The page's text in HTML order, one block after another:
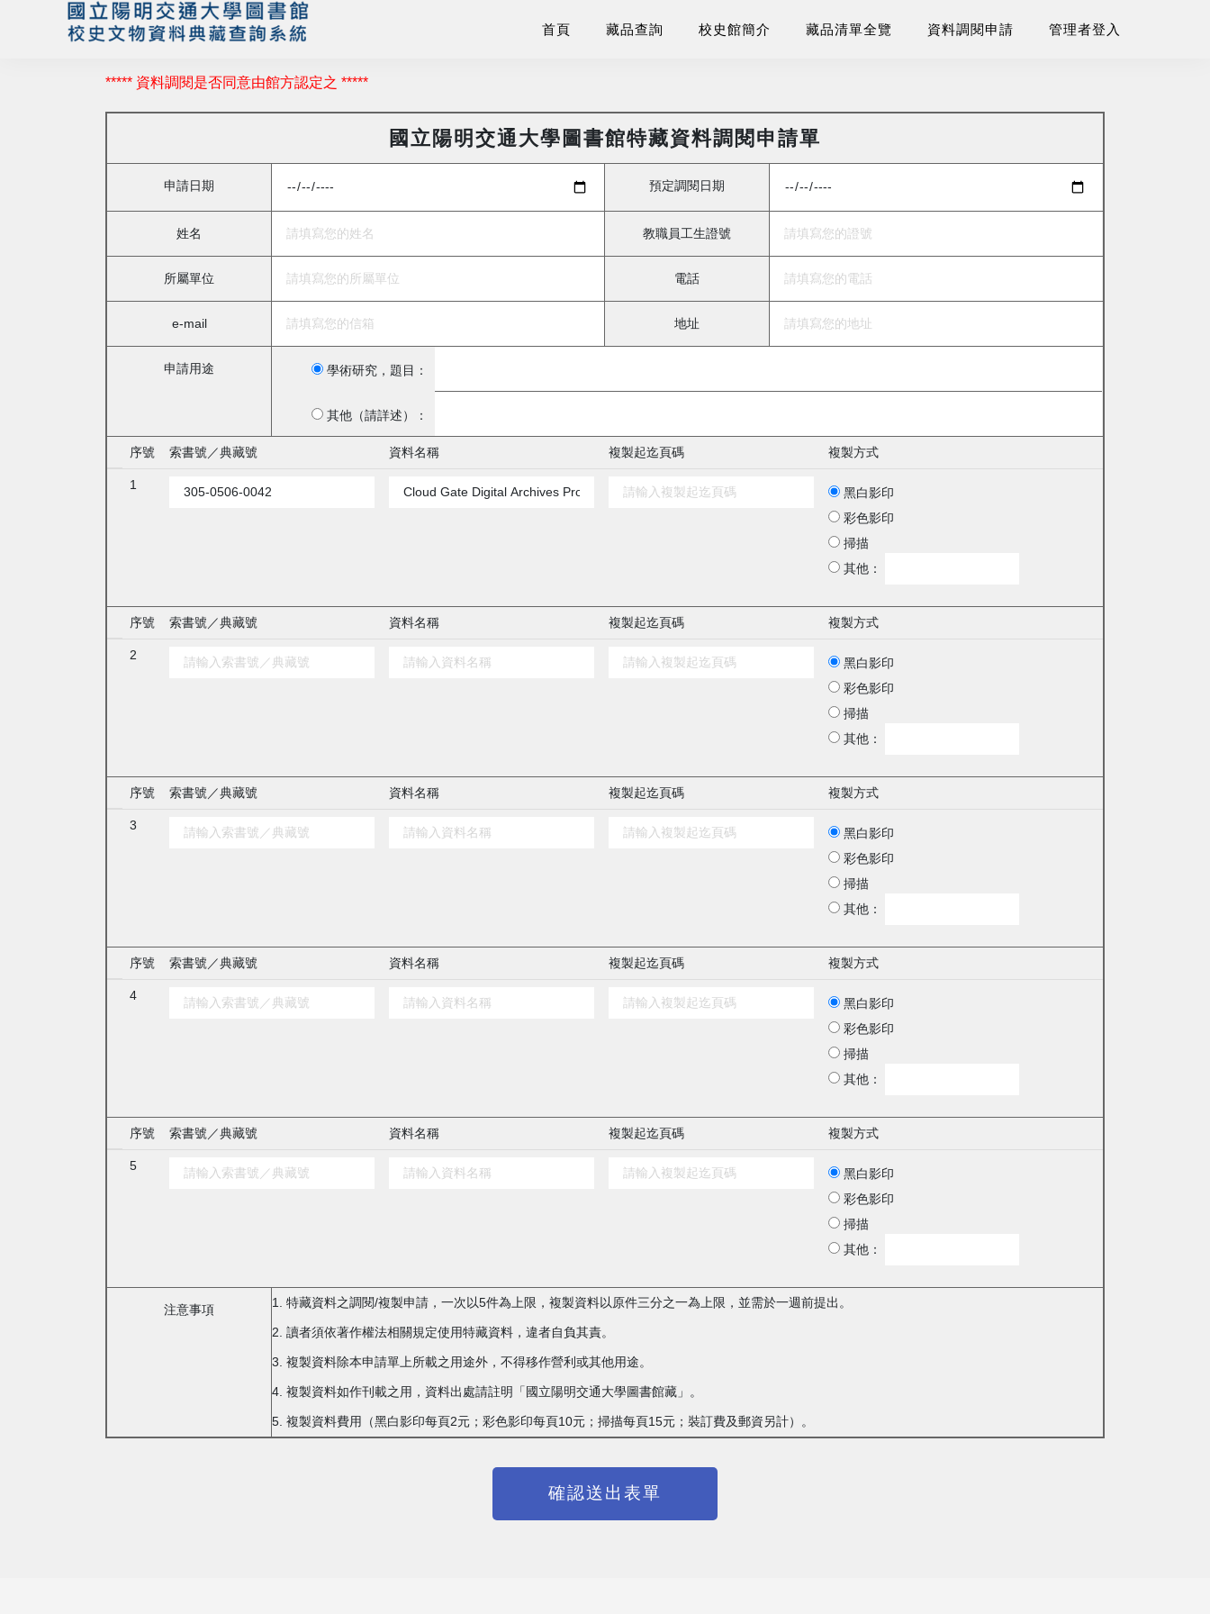
首頁 藏品查詢 校史館簡介 藏品清單全覽 資料調閱申請 管理者登入
***** 資料調閱是否同意由館方認定之 *****
國立陽明交通大學圖書館特藏資料調閱申請單
申請日期 預定調閱日期
姓名 教職員工生證號
所屬單位 電話
e-mail 地址
申請用途 學術研究，題目：
其他（請詳述）：
序號 索書號／典藏號 資料名稱 複製起迄頁碼 複製方式
1
黑白影印
彩色影印
掃描
其他：
序號 索書號／典藏號 資料名稱 複製起迄頁碼 複製方式
2
黑白影印
彩色影印
掃描
其他：
序號 索書號／典藏號 資料名稱 複製起迄頁碼 複製方式
3
黑白影印
彩色影印
掃描
其他：
序號 索書號／典藏號 資料名稱 複製起迄頁碼 複製方式
4
黑白影印
彩色影印
掃描
其他：
序號 索書號／典藏號 資料名稱 複製起迄頁碼 複製方式
5
黑白影印
彩色影印
掃描
其他：
注意事項
1. 特藏資料之調閱/複製申請，一次以5件為上限，複製資料以原件三分之一為上限，並需於一週前提出。
2. 讀者須依著作權法相關規定使用特藏資料，違者自負其責。
3. 複製資料除本申請單上所載之用途外，不得移作營利或其他用途。
4. 複製資料如作刊載之用，資料出處請註明「國立陽明交通大學圖書館藏」。
5. 複製資料費用（黑白影印每頁2元；彩色影印每頁10元；掃描每頁15元；裝訂費及郵資另計）。